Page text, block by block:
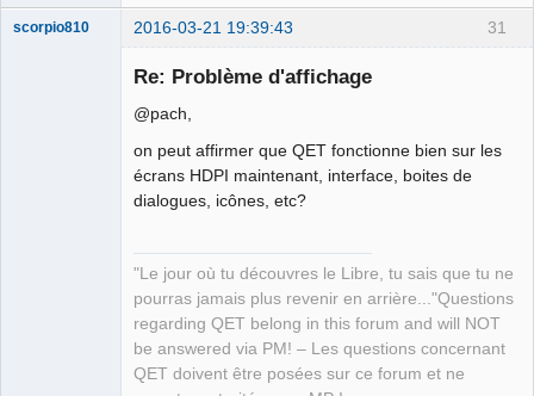
31
scorpio810 2016-03-21 19:39:43
Re: Problème d'affichage
@pach,
on peut affirmer que QET fonctionne bien sur les
écrans HDPI maintenant, interface, boites de
dialogues, icônes, etc?
"Le jour où tu découvres le Libre, tu sais que tu ne
pourras jamais plus revenir en arrière..."Questions
regarding QET belong in this forum and will NOT
be answered via PM! – Les questions concernant
QET doivent être posées sur ce forum et ne